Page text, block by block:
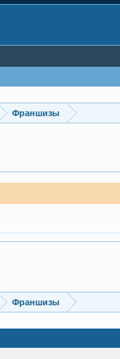
Франшизы
Франшизы